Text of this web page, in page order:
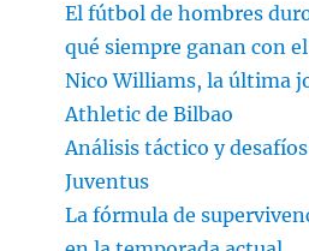
El fútbol de hombres
qué siempre ganan con
Nico Williams, la última
Athletic de Bilbao
Análisis táctico y
Juventus
La fórmula de